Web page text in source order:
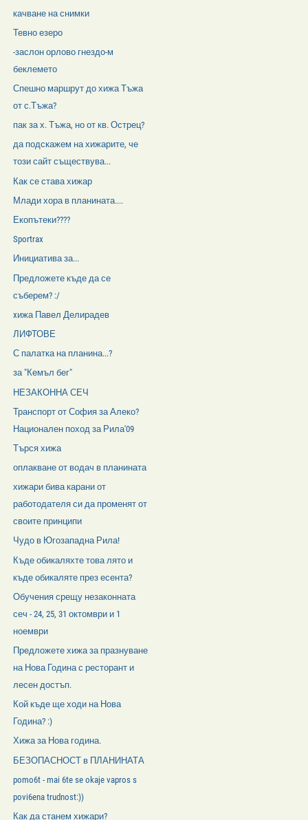
качване на снимки
Тевно езеро
-заслон орлово гнездо-м
беклемето
Спешно маршрут до хижа Тъжа
от с.Тъжа?
пак за х. Тъжа, но от кв. Острец?
да подскажем на хижарите, че
този сайт съществува...
Как се става хижар
Млади хора в планината....
Екопътеки????
Sportrax
Инициатива за...
Предложете къде да се
съберем? :/
xижа Павел Делирадев
ЛИФТОВЕ
С палатка на планина...?
за "Кемъл бег"
НЕЗАКОННА СЕЧ
Транспорт от София за Алеко?
Национален поход за Рила'09
Търся хижа
оплакване от водач в планината
хижари бива карани от
работодателя си да променят от
своите принципи
Чудо в Югозападна Рила!
Къде обикаляхте това лято и
къде обикаляте през есента?
Обучения срещу незаконната
сеч - 24, 25, 31 октомври и 1
ноември
Предложете хижа за празнуване
на Нова Година с ресторант и
лесен достъп.
Кой къде ще ходи на Нова
Година? :)
Хижа за Нова година.
БЕЗОПАСНОСТ в ПЛАНИНАТА
pomo6t - mai 6te se okaje vapros s
povi6ena trudnost:))
Как да станем хижари?